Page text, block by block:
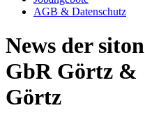
AGB & Datenschutz
News der siton
GbR Görtz &
Görtz